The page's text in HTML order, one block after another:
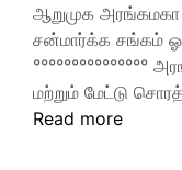
ஆறுமுக அரங்கமகா
சன்மார்க்க சங்கம்
மற்றும் மேட்டு
Read more